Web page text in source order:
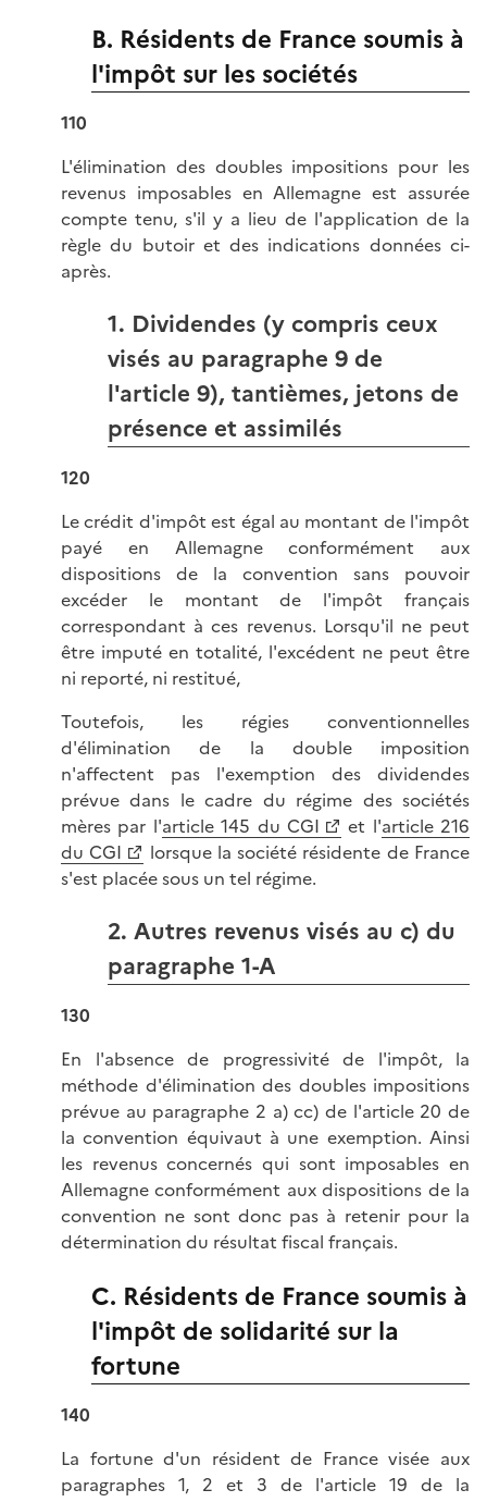
B. Résidents de France soumis à
l'impôt sur les sociétés
110
L'élimination des doubles impositions pour les
revenus imposables en Allemagne est assurée
compte tenu, s'il y a lieu de l'application de la
règle du butoir et des indications données ci-
après.
1. Dividendes (y compris ceux
visés au paragraphe 9 de
l'article 9), tantièmes, jetons de
présence et assimilés
120
Le crédit d'impôt est égal au montant de l'impôt
payé en Allemagne conformément aux
dispositions de la convention sans pouvoir
excéder le montant de l'impôt français
correspondant à ces revenus. Lorsqu'il ne peut
être imputé en totalité, l'excédent ne peut être
ni reporté, ni restitué,
Toutefois, les régies conventionnelles
d'élimination de la double imposition
n'affectent pas l'exemption des dividendes
prévue dans le cadre du régime des sociétés
mères par l'article 145 du CGI et l'article 216
du CGI
lorsque la société résidente de France
s'est placée sous un tel régime.
2. Autres revenus visés au c) du
paragraphe 1-A
130
En l'absence de progressivité de l'impôt, la
méthode d'élimination des doubles impositions
prévue au paragraphe 2 a) cc) de l'article 20 de
la convention équivaut à une exemption. Ainsi
les revenus concernés qui sont imposables en
Allemagne conformément aux dispositions de la
convention ne sont donc pas à retenir pour la
détermination du résultat fiscal français.
C. Résidents de France soumis à
l'impôt de solidarité sur la
fortune
140
La fortune d'un résident de France visée aux
paragraphes 1, 2 et 3 de l'article 19 de la